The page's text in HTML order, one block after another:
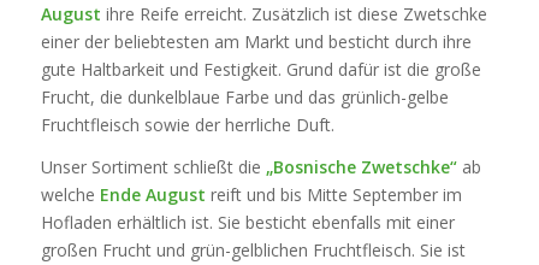
August ihre Reife erreicht. Zusätzlich ist diese Zwetschke
einer der beliebtesten am Markt und besticht durch ihre
gute Haltbarkeit und Festigkeit. Grund dafür ist die große
Frucht, die dunkelblaue Farbe und das grünlich-gelbe
Fruchtfleisch sowie der herrliche Duft.
Unser Sortiment schließt die „Bosnische Zwetschke“ab
welche Ende August reift und bis Mitte September im
Hofladen erhältlich ist. Sie besticht ebenfalls mit einer
großen Frucht und grün-gelblichen Fruchtfleisch. Sie ist